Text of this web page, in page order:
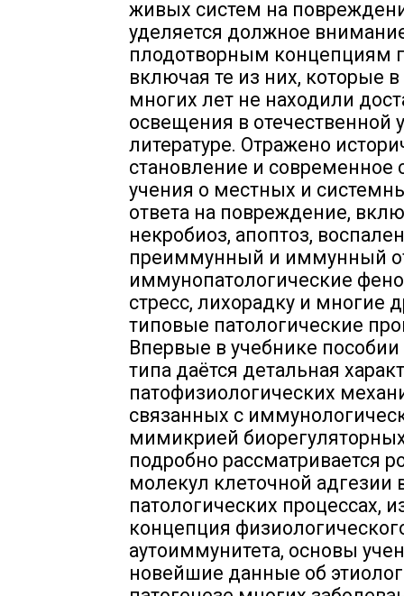
живых систем на
уделяется должное
плодотворным концепциям
включая те из них, которые
многих лет не находили
освещения в отечественной
литературе. Отражено
становление и современное
учения о местных и
ответа на повреждение,
некробиоз, апоптоз,
преиммунный и иммунный
иммунопатологические
стресс, лихорадку и многие
типовые патологические
Впервые в учебнике
типа даётся детальная
патофизиологических
связанных с
мимикрией
подробно рассматривается
молекул клеточной адгезии
патологических процессах,
концепция
аутоиммунитета, основы
новейшие данные об